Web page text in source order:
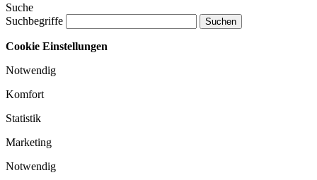
Suche
Suchbegriffe
Cookie Einstellungen
Notwendig
Komfort
Statistik
Marketing
Notwendig